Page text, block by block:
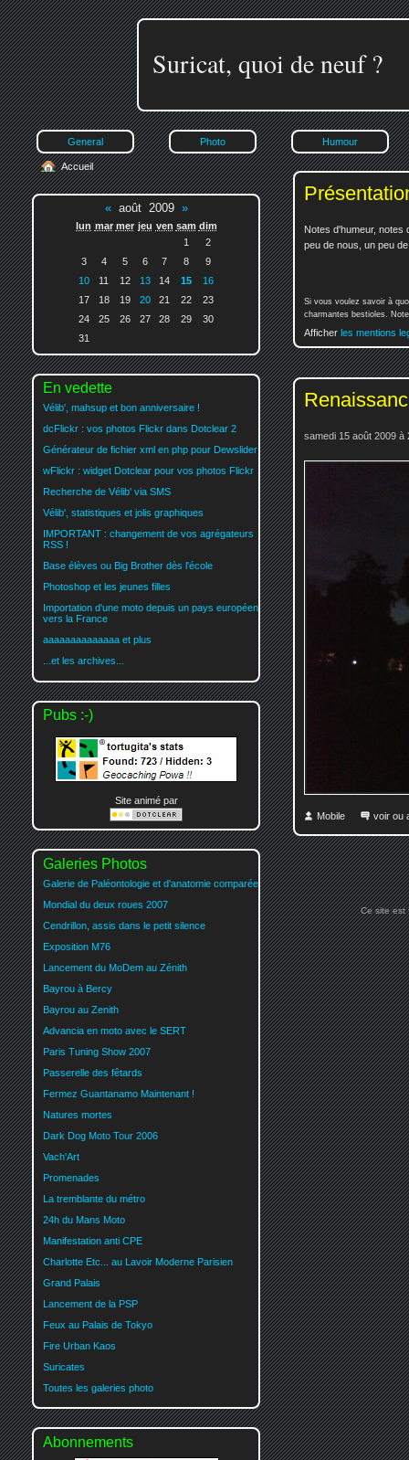
Suricat, quoi de neuf ?
General Photo Humour
Notes d'humeur, notes
peu de nous, un peu
Si vous voulez savoir à
charmantes bestioles.
Afficher les mentions
samedi 15 août 2009 à
Mobile voir ou
Accueil
«août 2009 »
lun mar mer jeu ven sam dim
1
2
3
4 5 6 7 8
9
10
11 12 13 14 15
16
17
18 19 20 21 22
23
24
25 26 27 28 29
30
31
En vedette
Vélib', mahsup et bon anniversaire !
dcFlickr : vos photos Flickr dans Dotclear 2
Générateur de fichier xml en php pour Dewslider
wFlickr : widget Dotclear pour vos photos Flickr
Recherche de Vélib' via SMS
Vélib', statistiques et jolis graphiques
IMPORTANT : changement de vos agrégateurs
RSS !
Base élèves ou Big Brother dès l'école
Photoshop et les jeunes filles
Importation d'une moto depuis un pays européen
vers la France
aaaaaaaaaaaaaa et plus
...et les archives...
Pubs :-)
Site animé par
Galeries Photos
Galerie de Paléontologie et d'anatomie comparée
Mondial du deux roues 2007
Cendrillon, assis dans le petit silence
Exposition M76
Lancement du MoDem au Zénith
Bayrou à Bercy
Bayrou au Zenith
Advancia en moto avec le SERT
Paris Tuning Show 2007
Passerelle des fêtards
Fermez Guantanamo Maintenant !
Natures mortes
Dark Dog Moto Tour 2006
Vach'Art
Promenades
La tremblante du métro
24h du Mans Moto
Manifestation anti CPE
Charlotte Etc... au Lavoir Moderne Parisien
Grand Palais
Lancement de la PSP
Feux au Palais de Tokyo
Fire Urban Kaos
Suricates
Toutes les galeries photo
Abonnements
Ce site est